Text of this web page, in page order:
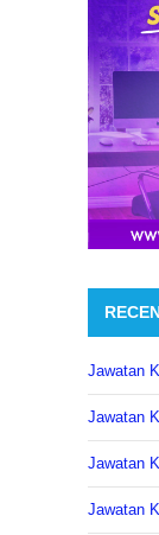
Jawatan
Jawatan
Jawatan
Jawatan